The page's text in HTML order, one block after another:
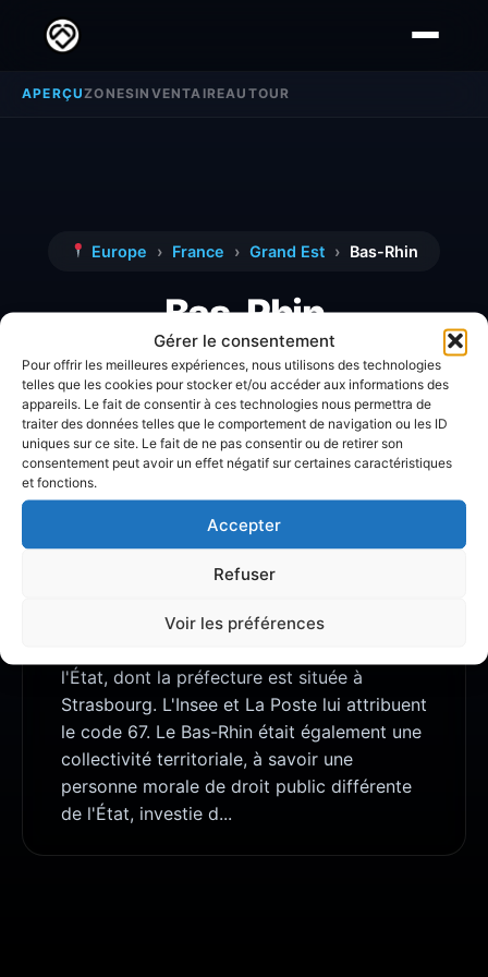
Gérer le consentement
Pour offrir les meilleures expériences, nous utilisons des technologies
telles que les cookies pour stocker et/ou accéder aux informations des
appareils. Le fait de consentir à ces technologies nous permettra de
traiter des données telles que le comportement de navigation ou les ID
uniques sur ce site. Le fait de ne pas consentir ou de retirer son
consentement peut avoir un effet négatif sur certaines caractéristiques
et fonctions.
Accepter
Refuser
Voir les préférences
APERÇUZONESINVENTAIREAUTOUR
Europe › France › Grand Est › Bas-Rhin
Bas-Rhin
Découvrez toutes les informations, avis et
analyses détaillées concernant la zoneBas-
Rhin.
À PROPOS DE BAS-RHIN
Le Bas-Rhin (/bɑ.ʁɛ̃/) est un département
C'est une circonscription administrative,
l'État, dont la préfecture est située à
Strasbourg. L'Insee et La Poste lui attribuent
le code 67. Le Bas-Rhin était également une
collectivité territoriale, à savoir une
personne morale de droit public différente
de l'État, investie d...